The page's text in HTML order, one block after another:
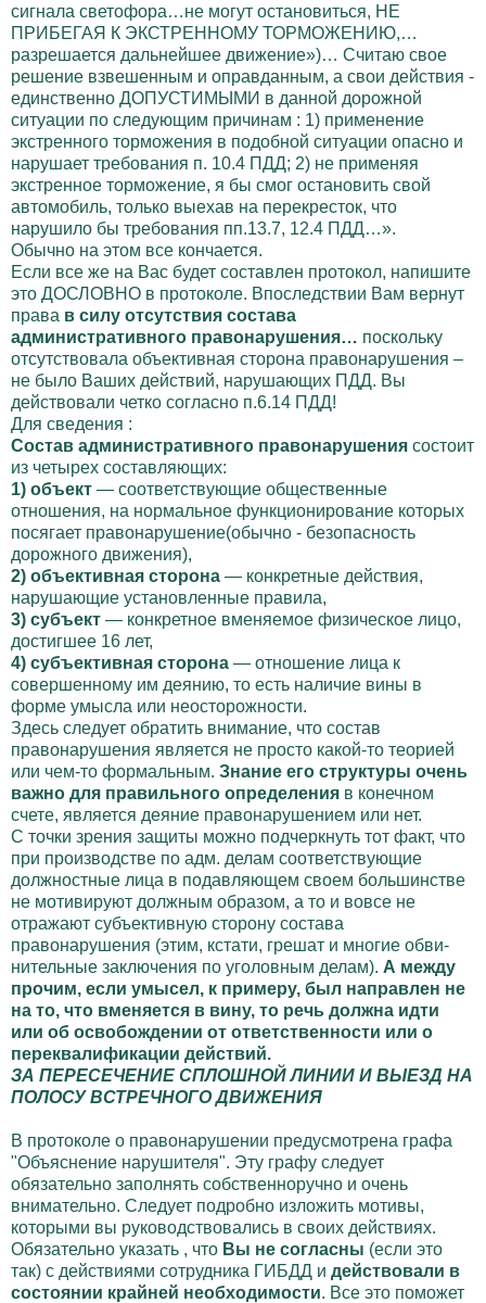
сигнала светофора…не могут остановиться, НЕ
ПРИБЕГАЯ К ЭКСТРЕННОМУ ТОРМОЖЕНИЮ,…
разрешается дальнейшее движение»)… Считаю свое
решение взвешенным и оправданным, а свои действия -
единственно ДОПУСТИМЫМИ в данной дорожной
ситуации по следующим причинам : 1) применение
экстренного торможения в подобной ситуации опасно и
нарушает требования п. 10.4 ПДД; 2) не применяя
экстренное торможение, я бы смог остановить свой
автомобиль, только выехав на перекресток, что
нарушило бы требования пп.13.7, 12.4 ПДД…».
Обычно на этом все кончается.
Если все же на Вас будет составлен протокол, напишите
это ДОСЛОВНО в протоколе. Впоследствии Вам вернут
права в силу отсутствия состава
административного правонарушения… поскольку
отсутствовала объективная сторона правонарушения –
не было Ваших действий, нарушающих ПДД. Вы
действовали четко согласно п.6.14 ПДД!
Для сведения :
Состав административного право­нарушения состоит
из четырех составляющих:
1) объект — соответствующие общественные
отношения, на нормальное функционирование которых
посягает правона­рушение(обычно - безопасность
дорожного движения),
2) объективная сторона — конкретные действия,
наруша­ющие установленные правила,
3) субъект — конкретное вменяемое физическое лицо,
до­стигшее 16 лет,
4) субъективная сторона — отношение лица к
совершенно­му им деянию, то есть наличие вины в
форме умысла или неосторожности.
Здесь следует обратить внимание, что состав
правонаруше­ния является не просто какой-то теорией
или чем-то формаль­ным. Знание его структуры очень
важно для правильного определения в конечном
счете, является деяние правонарушением или нет.
С точки зрения защиты можно подчеркнуть тот факт, что
при производстве по адм. делам соответствующие
должностные лица в подавляющем своем большинстве
не мотивируют долж­ным образом, а то и вовсе не
отражают субъективную сторону состава
правонарушения (этим, кстати, грешат и многие обви­
нительные заключения по уголовным делам). А между
прочим, если умысел, к примеру, был направлен не
на то, что вменяет­ся в вину, то речь должна идти
или об освобождении от ответ­ственности или о
переквалификации действий.
ЗА ПЕРЕСЕЧЕНИЕ СПЛОШНОЙ ЛИНИИ И ВЫЕЗД НА
ПОЛОСУ ВСТРЕЧНОГО ДВИЖЕНИЯ
В протоколе о правонарушении предусмотрена графа
"Объяснение нарушителя". Эту графу следует
обязательно заполнять собственноручно и очень
внимательно. Следует подробно изложить мотивы,
которыми вы руководствовались в своих действиях.
Обязательно указать , что Вы не согласны (если это
так) с действиями сотрудника ГИБДД и действовали в
состоянии крайней необходимости. Все это поможет